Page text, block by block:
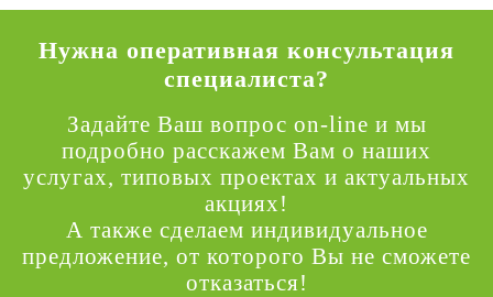
Нужна оперативная консультация
специалиста?
Задайте Ваш вопрос on-line и мы
подробно расскажем Вам о наших
услугах, типовых проектах и актуальных
акциях!
А также сделаем индивидуальное
предложение, от которого Вы не сможете
отказаться!